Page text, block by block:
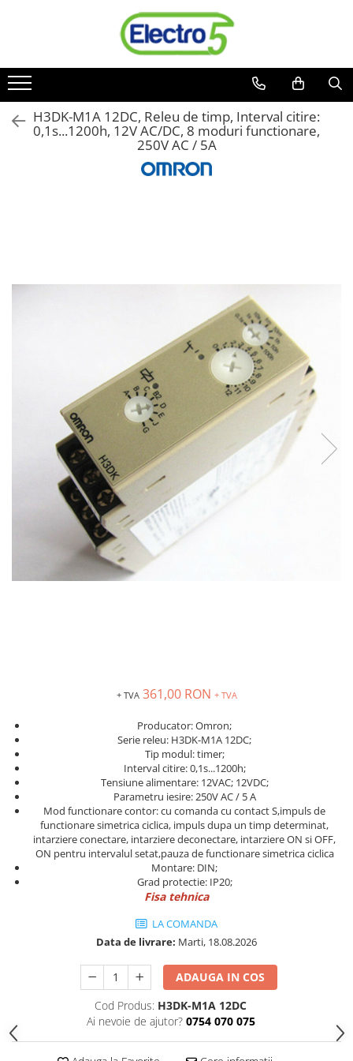
Sisteme de automatizare si control
Automate programabile
Seria DVP-Slim PLC-CPU
Solutii industriale Ethernet
Router si switch-uri industriale
Afisoare digitale
Actionari electrice si de miscare
Convertizoare de frecventa
Delta Electronics
Fuji Electric
Schneider Electric
Rezistente franare
Accesorii generale
Regulatoare de temperatura si
proces
Seria DTK
Seria DT3
Accesorii
Controler PID avansat - Blue Line
Counter Timer Tahometru
Dispozitive comunicatie
Senzori distanta
Senzori inductivi
Senzori magnetici-rezistivi
Senzori ultrasonici
H3DK-M1A 12DC, Releu de timp, Interval citire:
0,1s...1200h, 12V AC/DC, 8 moduri functionare,
250V AC / 5A
+ TVA 361,00 RON + TVA
Producator: Omron;
Serie releu: H3DK-M1A 12DC;
Tip modul: timer;
Interval citire: 0,1s...1200h;
Tensiune alimentare: 12VAC; 12VDC;
Parametru iesire: 250V AC / 5 A
Mod functionare contor: cu comanda cu contact S,impuls de
functionare simetrica ciclica, impuls dupa un timp determinat,
intarziere conectare, intarziere deconectare, intarziere ON si OFF,
ON pentru intervalul setat,pauza de functionare simetrica ciclica
Montare: DIN;
Grad protectie: IP20;
Fisa tehnica
LA COMANDA
Data de livrare: Marti, 18.08.2026
ADAUGA IN COS
Cod Produs: H3DK-M1A 12DC
Ai nevoie de ajutor? 0754 070 075